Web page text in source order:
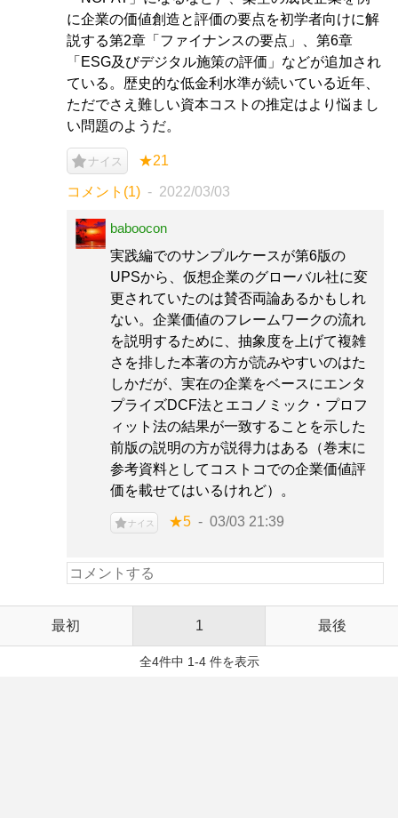
に企業の価値創造と評価の要点を初学者向けに解
説する第2章「ファイナンスの要点」、第6章
「ESG及びデジタル施策の評価」などが追加され
ている。歴史的な低金利水準が続いている近年、
ただでさえ難しい資本コストの推定はより悩まし
い問題のようだ。
ナイス ★21
コメント(1) 2022/03/03
baboocon
実践編でのサンプルケースが第6版の
UPSから、仮想企業のグローバル社に変
更されていたのは賛否両論あるかもしれ
ない。企業価値のフレームワークの流れ
を説明するために、抽象度を上げて複雑
さを排した本著の方が読みやすいのはた
しかだが、実在の企業をベースにエンタ
プライズDCF法とエコノミック・プロフ
ィット法の結果が一致することを示した
前版の説明の方が説得力はある（巻末に
参考資料としてコストコでの企業価値評
価を載せてはいるけれど）。
ナイス ★5 03/03 21:39
最初 1 最後
全4件中 1-4 件を表示